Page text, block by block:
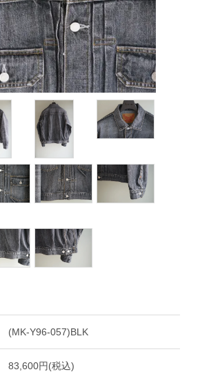
(MK-Y96-057)BLK
83,600円(税込)